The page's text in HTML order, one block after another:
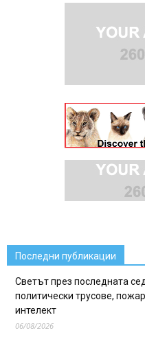
Последни публикации
Светът през последната
политически трусове,
интелект
06/08/2026